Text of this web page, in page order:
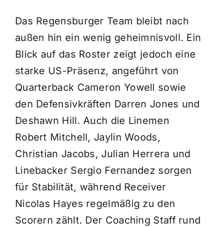
Das Regensburger Team bleibt nach
außen hin ein wenig geheimnisvoll. Ein
Blick auf das Roster zeigt jedoch eine
starke US-Präsenz, angeführt von
Quarterback Cameron Yowell sowie
den Defensivkräften Darren Jones und
Deshawn Hill. Auch die Linemen
Robert Mitchell, Jaylin Woods,
Christian Jacobs, Julian Herrera und
Linebacker Sergio Fernandez sorgen
für Stabilität, während Receiver
Nicolas Hayes regelmäßig zu den
Scorern zählt. Der Coaching Staff rund